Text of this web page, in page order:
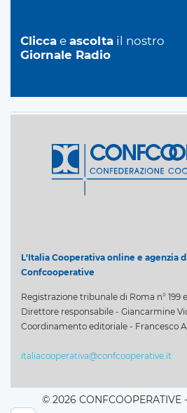
Clicca e ascolta il nostro
Giornale Radio
L'Italia Cooperativa online e agenzia
Confcooperative
Registrazione tribunale di Roma n° 199
Direttore responsabile - Giancarmine
Coordinamento editoriale - Francesco
italiacooperativa@confcooperative.it
© 2026 CONFCOOPERATIVE